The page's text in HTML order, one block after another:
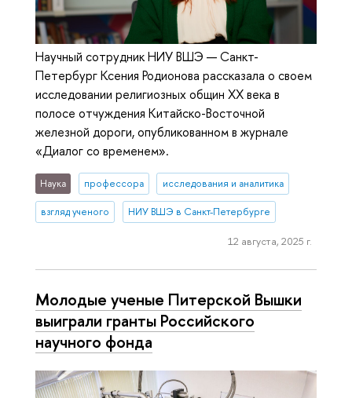
Научный сотрудник НИУ ВШЭ — Санкт-
Петербург Ксения Родионова рассказала о своем
исследовании религиозных общин XX века в
полосе отчуждения Китайско-Восточной
железной дороги, опубликованном в журнале
«Диалог со временем».
Наука профессора исследования и аналитика
взгляд ученого НИУ ВШЭ в Санкт-Петербурге
12 августа, 2025 г.
Молодые ученые Питерской Вышки
выиграли гранты Российского
научного фонда